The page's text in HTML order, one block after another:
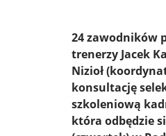
24 zawodników
trenerzy Jacek
Nizioł
konsultację
szkoleniową
która odbędzie